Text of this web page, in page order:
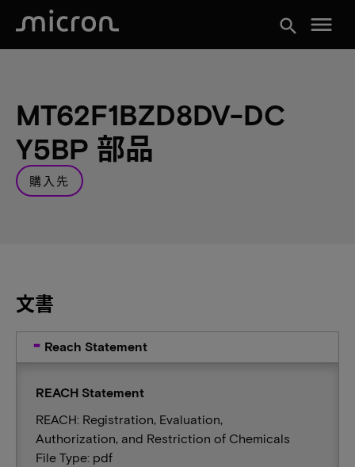
search menu
MT62F1BZD8DV-DC
Y5BP 部品
購入先
文書
Reach Statement
REACH Statement
REACH: Registration, Evaluation,
Authorization, and Restriction of Chemicals
File Type: pdf